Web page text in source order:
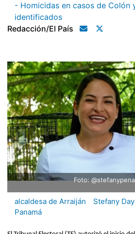
- Homicidas en casos de Colón
identificados
Redacción/el País
Foto:
alcaldesa de Arraiján
Stefany
Panamá